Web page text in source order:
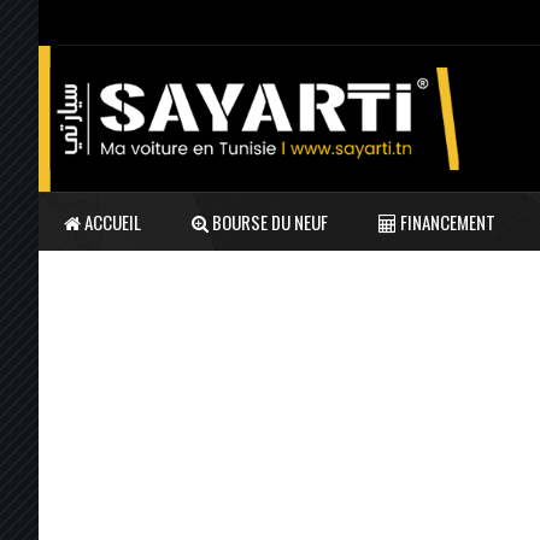
ACCUEIL BOURSE DU NEUF FINANCEMENT